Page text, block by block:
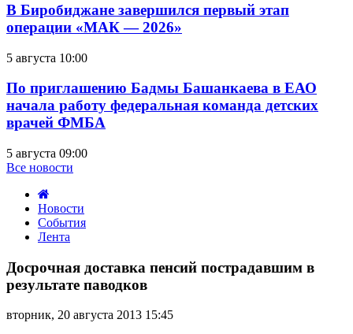
В Биробиджане завершился первый этап
операции «МАК — 2026»
5 августа 10:00
По приглашению Бадмы Башанкаева в ЕАО
начала работу федеральная команда детских
врачей ФМБА
5 августа 09:00
Все новости
Новости
События
Лента
доставка
пострадавшим
результате
Досрочная доставка пенсий пострадавшим в
результате паводков
вторник, 20 августа 2013 15:45